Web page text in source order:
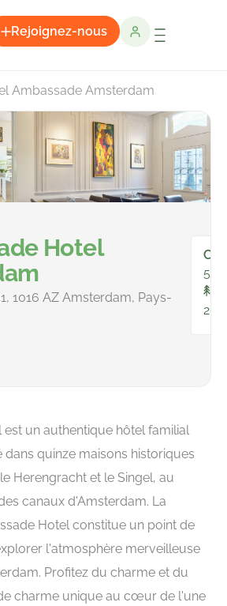
Rejoignez-nous
Ambassade Amsterdam
Hotel
1016 AZ Amsterdam, Pays-
56
est un authentique hôtel familial
quinze maisons historiques
Herengracht et le Singel, au
canaux d'Amsterdam. La
Hotel constitue un point de
l'atmosphère merveilleuse
Profitez du charme et du
charme unique au cœur de l'une